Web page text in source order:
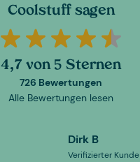
Coolstuff sagen
4,7 von 5 Sternen
726 Bewertungen
Alle Bewertungen lesen
Dirk B
Verifizierter Kunde